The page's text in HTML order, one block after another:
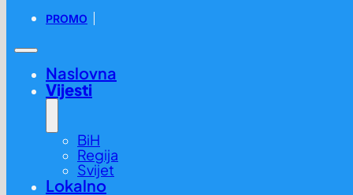
PROMO
Naslovna
Vijesti
BiH
Regija
Svijet
Lokalno